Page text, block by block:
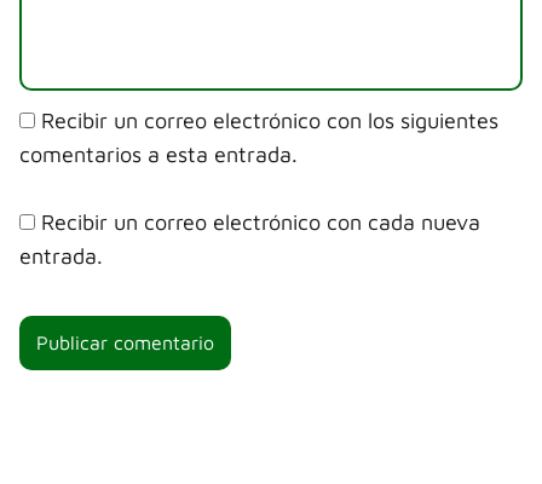
Recibir un correo electrónico con los siguientes
comentarios a esta entrada.
Recibir un correo electrónico con cada nueva
entrada.